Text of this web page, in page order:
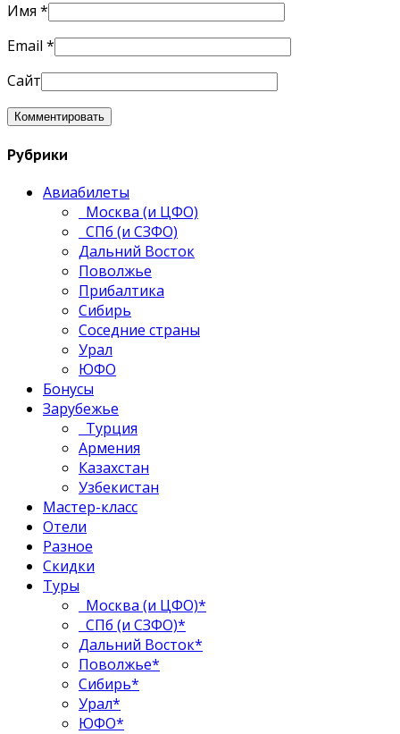
Имя *
Email *
Сайт
Рубрики
Авиабилеты
Москва (и ЦФО)
СПб (и СЗФО)
Дальний Восток
Поволжье
Прибалтика
Сибирь
Соседние страны
Урал
ЮФО
Бонусы
Зарубежье
Турция
Армения
Казахстан
Узбекистан
Мастер-класс
Отели
Разное
Скидки
Туры
Москва (и ЦФО)*
СПб (и СЗФО)*
Дальний Восток*
Поволжье*
Сибирь*
Урал*
ЮФО*